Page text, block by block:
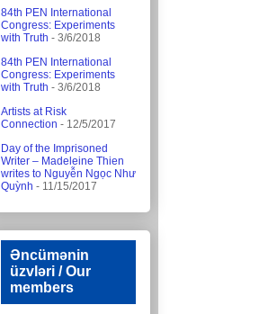
84th PEN International
Congress: Experiments
with Truth - 3/6/2018
84th PEN International
Congress: Experiments
with Truth - 3/6/2018
Artists at Risk
Connection - 12/5/2017
Day of the Imprisoned
Writer – Madeleine Thien
writes to Nguyễn Ngọc Như
Quỳnh - 11/15/2017
Əncümənin
üzvləri / Our
members